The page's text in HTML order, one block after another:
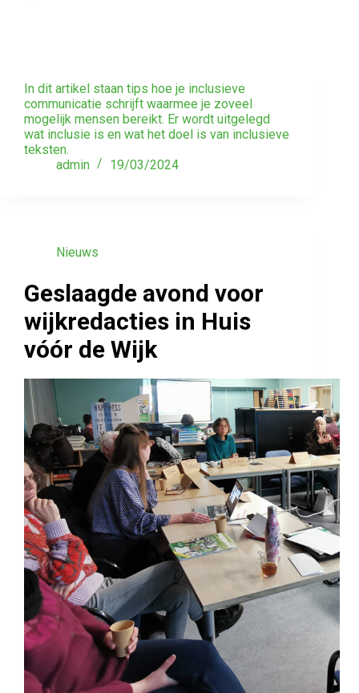
In dit artikel staan tips hoe je inclusieve
communicatie schrijft waarmee je zoveel
mogelijk mensen bereikt. Er wordt uitgelegd
wat inclusie is en wat het doel is van inclusieve
teksten.
admin
19/03/2024
Nieuws
Geslaagde avond voor
wijkredacties in Huis
vóór de Wijk